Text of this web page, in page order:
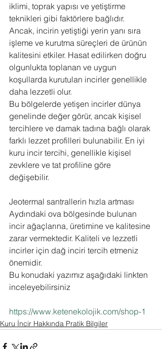
iklimi, toprak yapısı ve yetiştirme
teknikleri gibi faktörlere bağlıdır.
Ancak, incirin yetiştiği yerin yanı sıra
işleme ve kurutma süreçleri de ürünün
kalitesini etkiler. Hasat edilirken doğru
olgunlukta toplanan ve uygun
koşullarda kurutulan incirler genellikle
daha lezzetli olur.
Bu bölgelerde yetişen incirler dünya
genelinde değer görür, ancak kişisel
tercihlere ve damak tadına bağlı olarak
farklı lezzet profilleri bulunabilir. En iyi
kuru incir tercihi, genellikle kişisel
zevklere ve tat profiline göre
değişebilir.
Jeotermal santrallerin hızla artması
Aydındaki ova bölgesinde bulunan
incir ağaçlarına, üretimine ve kalitesine
zarar vermektedir. Kaliteli ve lezzetli
incirler için dağ inciri tercih etmeniz
önemidir.
Bu konudaki yazımız aşağıdaki linkten
inceleyebilirsiniz
https://www.ketenekolojik.com/shop-1
Kuru İncir Hakkında Pratik Bilgiler